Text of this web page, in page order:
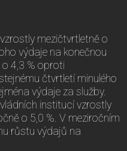
mezičtvrtletně o
výdaje na konečnou
4,3 % oproti
čtvrtletí minulého
výdaje za služby.
institucí vzrostly
o 5,0 %. V meziročním
růstu výdajů na